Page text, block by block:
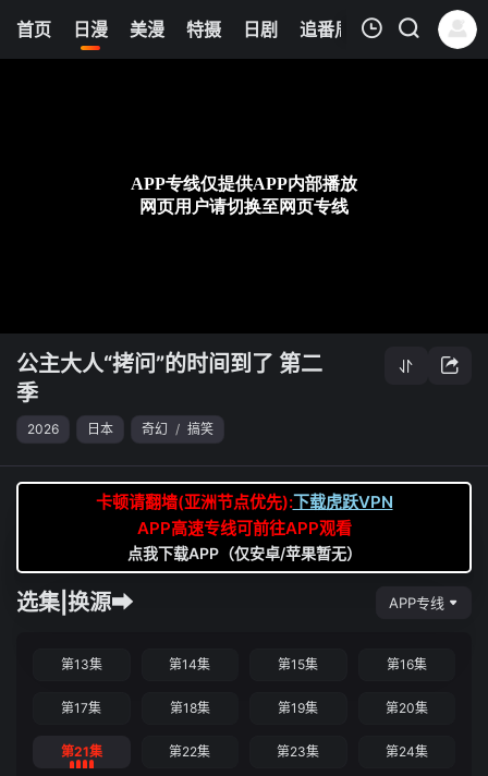
首页 日漫 美漫 特摄 日剧 追番周表 今日更新
8
清空
公主大人“拷问”的时间到了 第二
季
2026 日本 奇幻 / 搞笑
卡顿请翻墙(亚洲节点优先):下载虎跃VPN
APP高速专线可前往APP观看
点我下载APP（仅安卓/苹果暂无）
选集|换源➡ APP专线
第13集 第14集 第15集 第16集
第17集 第18集 第19集 第20集
第21集 第22集 第23集 第24集